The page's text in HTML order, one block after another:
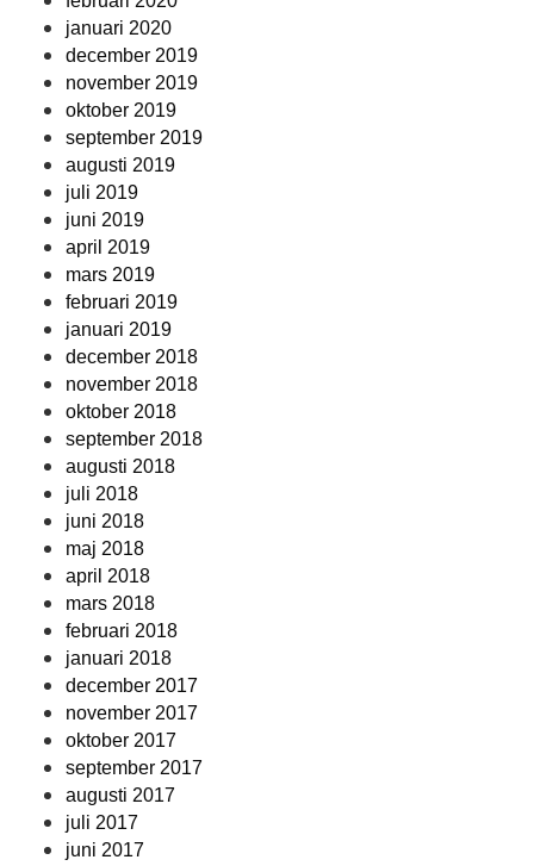
januari 2020
december 2019
november 2019
oktober 2019
september 2019
augusti 2019
juli 2019
juni 2019
april 2019
mars 2019
februari 2019
januari 2019
december 2018
november 2018
oktober 2018
september 2018
augusti 2018
juli 2018
juni 2018
maj 2018
april 2018
mars 2018
februari 2018
januari 2018
december 2017
november 2017
oktober 2017
september 2017
augusti 2017
juli 2017
juni 2017